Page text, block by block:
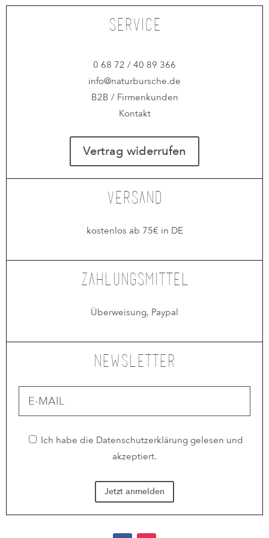
Service
0 68 72 / 40 89 366
info@naturbursche.de
B2B / Firmenkunden
Kontakt
Vertrag widerrufen
Versand
kostenlos ab 75€ in DE
Zahlungsmittel
Überweisung, Paypal
Newsletter
Ich habe die Datenschutzerklärunggelesen und
akzeptiert.